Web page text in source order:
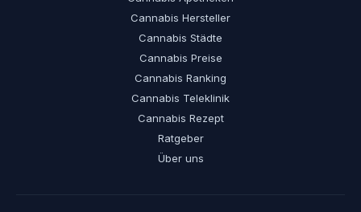
Cannabis Hersteller
Cannabis Städte
Cannabis Preise
Cannabis Ranking
Cannabis Teleklinik
Cannabis Rezept
Ratgeber
Über uns